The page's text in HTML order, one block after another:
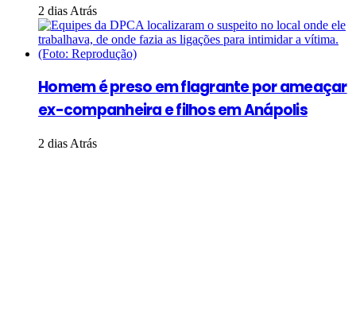
2 dias Atrás
Homem é preso em flagrante por ameaçar
ex-companheira e filhos em Anápolis
2 dias Atrás